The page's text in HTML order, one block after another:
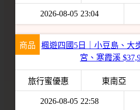
2026-08-05 23:04
商品
楓遊四國5日｜小豆島、大
宮、寒霞溪
旅行蜜優惠 東南亞
2026-08-05 22:58